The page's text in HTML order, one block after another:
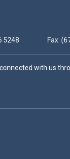
5248 Fax:
with us